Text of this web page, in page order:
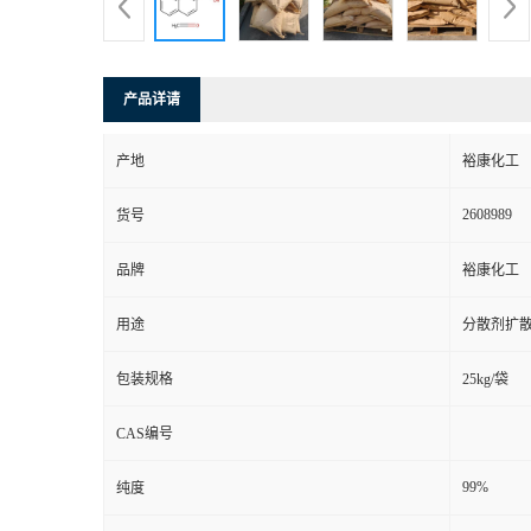
产品详请
产地 裕康化工
货号 2608989
品牌 裕康化工
用途 分散剂扩
包装规格 25kg/袋
CAS编号
纯度 99%